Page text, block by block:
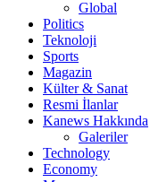
Global
Politics
Teknoloji
Sports
Magazin
Külter & Sanat
Resmi İlanlar
Kanews Hakkında
Galeriler
Technology
Economy